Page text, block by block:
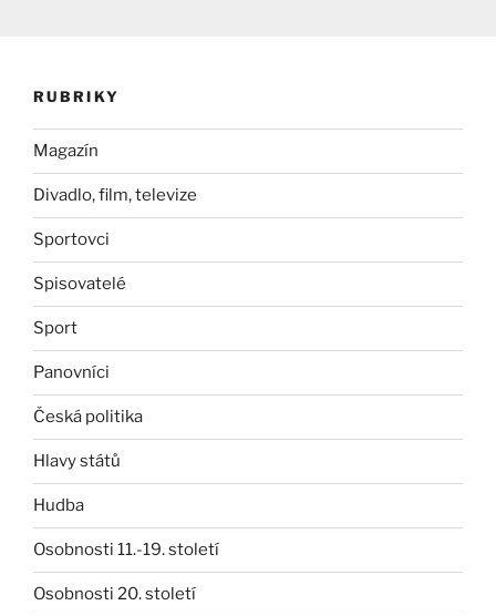
RUBRIKY
Magazín
Divadlo, film, televize
Sportovci
Spisovatelé
Sport
Panovníci
Česká politika
Hlavy států
Hudba
Osobnosti 11.-19. století
Osobnosti 20. století